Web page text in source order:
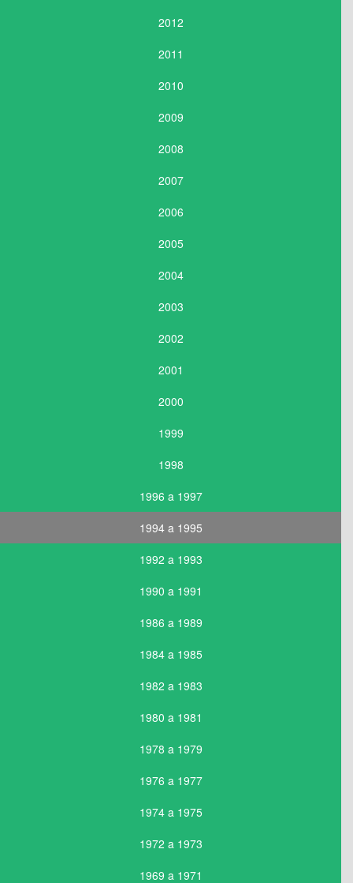
2012
2011
2010
2009
2008
2007
2006
2005
2004
2003
2002
2001
2000
1999
1998
1996 a 1997
1994 a 1995
1992 a 1993
1990 a 1991
1986 a 1989
1984 a 1985
1982 a 1983
1980 a 1981
1978 a 1979
1976 a 1977
1974 a 1975
1972 a 1973
1969 a 1971